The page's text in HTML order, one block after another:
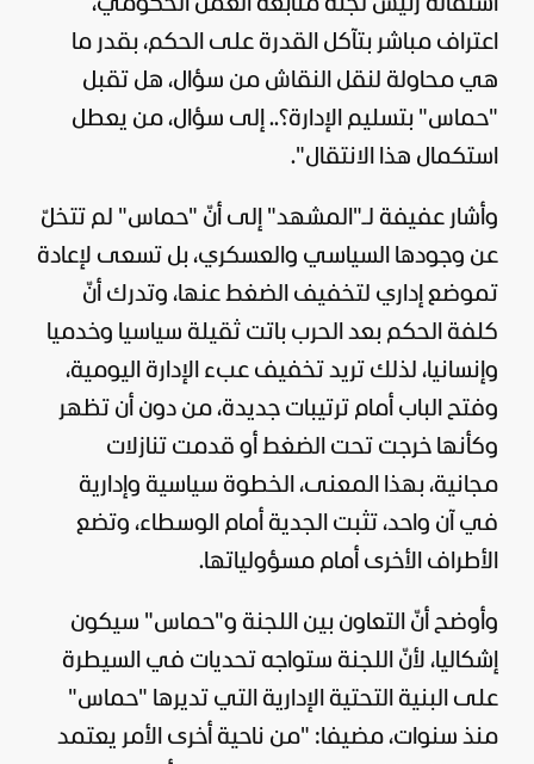
استقالة رئيس لجنة متابعة العمل الحكومي،
اعتراف مباشر بتآكل القدرة على الحكم، بقدر ما
هي محاولة لنقل النقاش من سؤال، هل تقبل
"حماس" بتسليم الإدارة؟.. إلى سؤال، من يعطل
استكمال هذا الانتقال".
وأشار عفيفة لـ"المشهد" إلى أنّ "حماس" لم تتخلّ
عن وجودها السياسي والعسكري، بل تسعى لإعادة
تموضع إداري لتخفيف الضغط عنها، وتدرك أنّ
كلفة الحكم بعد الحرب باتت ثقيلة سياسيا وخدميا
وإنسانيا، لذلك تريد تخفيف عبء الإدارة اليومية،
وفتح الباب أمام ترتيبات جديدة، من دون أن تظهر
وكأنها خرجت تحت الضغط أو قدمت تنازلات
مجانية، بهذا المعنى، الخطوة سياسية وإدارية
في آن واحد، تثبت الجدية أمام الوسطاء، وتضع
الأطراف الأخرى أمام مسؤولياتها.
وأوضح أنّ التعاون بين اللجنة و"حماس" سيكون
إشكاليا، لأنّ اللجنة ستواجه تحديات في السيطرة
على البنية التحتية الإدارية التي تديرها "حماس"
منذ سنوات، مضيفا: "من ناحية أخرى الأمر يعتمد